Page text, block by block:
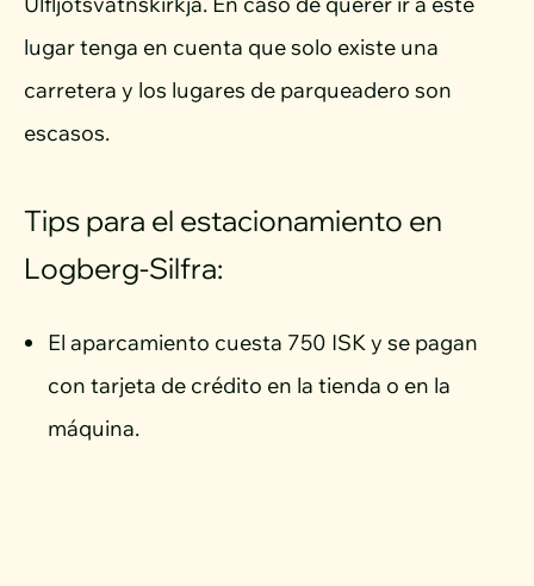
lugar tenga en cuenta que solo existe una
carretera y los lugares de parqueadero son
escasos.
Tips para el estacionamiento en
Logberg-Silfra:
El aparcamiento cuesta 750 ISK y se pagan
con tarjeta de crédito en la tienda o en la
máquina.